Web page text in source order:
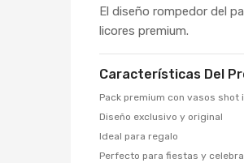
El diseño rompedor del
licores premium.
Características Del
Pack premium con vasos shot
Diseño exclusivo y original
Ideal para regalo
Perfecto para fiestas y